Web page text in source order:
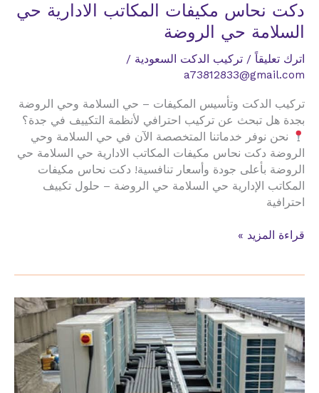
دكت نحاس مكيفات المكاتب الادارية حي
السلامة حي الروضة
اترك تعليقاً / تركيب الدكت السعودية /
a73812833@gmail.com
تركيب الدكت وتأسيس المكيفات – حي السلامة وحي الروضة
بجدة هل تبحث عن تركيب احترافي لأنظمة التكييف في جدة؟
نحن نوفر خدماتنا المتخصصة الآن في حي السلامة وحي
الروضة دكت نحاس مكيفات المكاتب الادارية حي السلامة حي
الروضة بأعلى جودة وأسعار تنافسية! دكت نحاس مكيفات
المكاتب الإدارية حي السلامة حي الروضة – حلول تكييف
احترافية
دكت
الادارية
حي
السلامة
حي
الروضة
قراءة المزيد »